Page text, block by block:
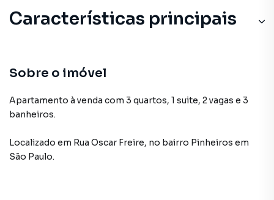
Características principais
Sobre o imóvel
Apartamento à venda com 3 quartos, 1 suite, 2 vagas e 3
banheiros.
Localizado em Rua Oscar Freire, no bairro Pinheiros em
São Paulo.